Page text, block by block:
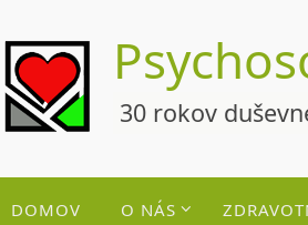
to
content
30 rokov
toDOMOV O NÁS